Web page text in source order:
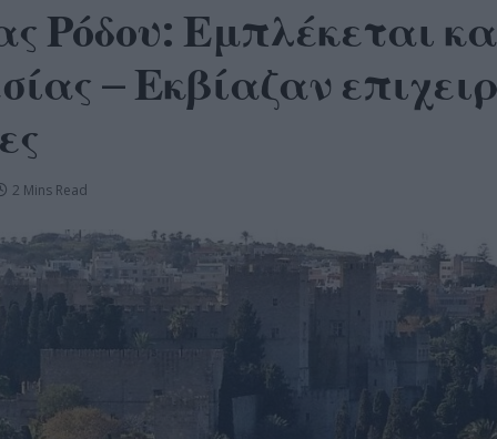
Ρόδου: Εμπλέκεται
– Εκβίαζαν
2 Mins Read